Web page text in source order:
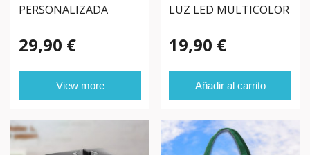
PERSONALIZADA
29,90 €
View more
LUZ LED MULTICOLOR
19,90 €
Añadir al carrito